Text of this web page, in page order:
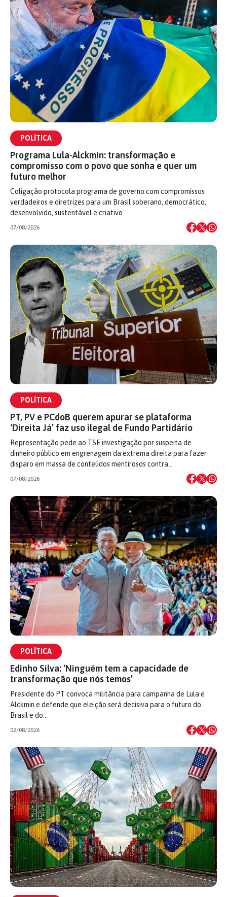
POLÍTICA
Programa Lula-Alckmin: transformação e
compromisso com o povo que sonha e quer um
futuro melhor
Coligação protocola programa de governo com compromissos
verdadeiros e diretrizes para um Brasil soberano, democrático,
desenvolvido, sustentável e criativo
07/08/2026
POLÍTICA
PT, PV e PCdoB querem apurar se plataforma
‘Direita Já’ faz uso ilegal de Fundo Partidário
Representação pede ao TSE investigação por suspeita de
dinheiro público em engrenagem da extrema direita para fazer
disparo em massa de conteúdos mentirosos contra…
07/08/2026
POLÍTICA
Edinho Silva: ‘Ninguém tem a capacidade de
transformação que nós temos’
Presidente do PT convoca militância para campanha de Lula e
Alckmin e defende que eleição será decisiva para o futuro do
Brasil e do…
02/08/2026